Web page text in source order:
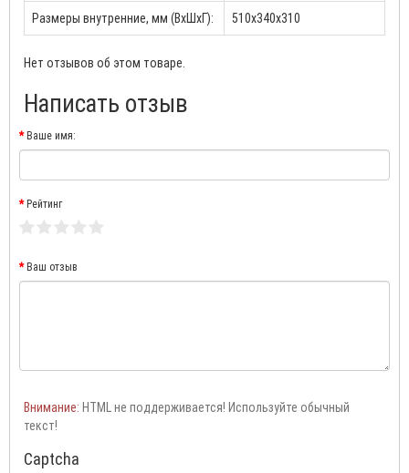
Размеры внутренние, мм (ВхШхГ): 510х340х310
Нет отзывов об этом товаре.
Написать отзыв
Ваше имя:
Рейтинг
Ваш отзыв
Внимание: HTML не поддерживается! Используйте обычный
текст!
Captcha